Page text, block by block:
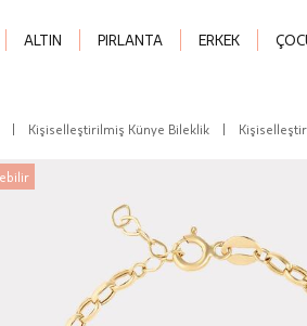
ALTIN PIRLANTA ERKEK
Kişiselleştirilmiş Künye Bileklik